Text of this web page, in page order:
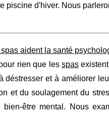
piscine d'hiver. Nous
aident la santé
rien que les spasexistent
déstresser et à améliorer
et du soulagement du
bien-être mental. Nous